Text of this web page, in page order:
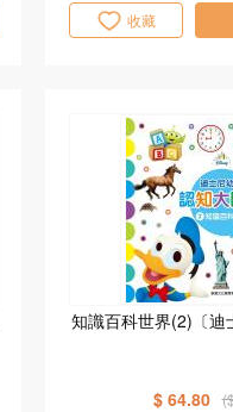
收藏
知識百科世界(2)〔迪
$ 64.80